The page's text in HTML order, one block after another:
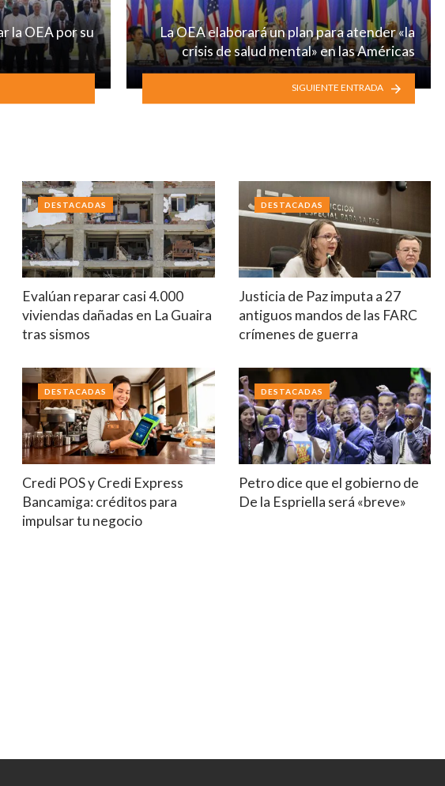
la OEA por su
La OEA elaborará un plan para atender «la
crisis de salud mental» en las Américas
SIGUIENTE ENTRADA
Evalúan reparar casi 4.000
viviendas dañadas en La Guaira
tras sismos
DESTACADAS
Justicia de Paz imputa a 27
antiguos mandos de las FARC
crímenes de guerra
DESTACADAS
Credi POS y Credi Express
Bancamiga: créditos para
impulsar tu negocio
DESTACADAS
Petro dice que el gobierno de
De la Espriella será «breve»
DESTACADAS